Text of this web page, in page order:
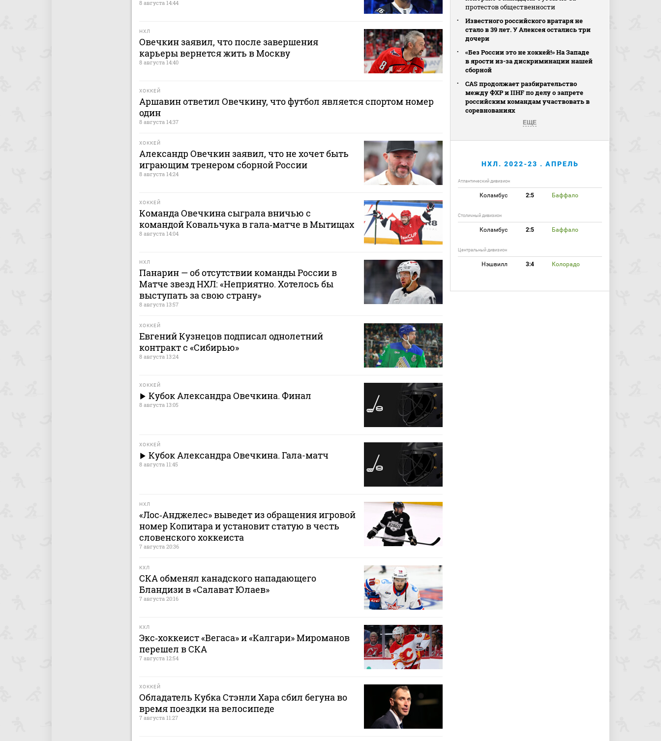
8 августа 14:44
НХЛ
Овечкин заявил, что после завершения
карьеры вернется жить в Москву
8 августа 14:40
ХОККЕЙ
Аршавин ответил Овечкину, что футбол является спортом номер
один
8 августа 14:37
ХОККЕЙ
Александр Овечкин заявил, что не хочет быть
играющим тренером сборной России
8 августа 14:24
ХОККЕЙ
Команда Овечкина сыграла вничью с
командой Ковальчука в гала‑матче в Мытищах
8 августа 14:04
НХЛ
Панарин — об отсутствии команды России в
Матче звезд НХЛ: «Неприятно. Хотелось бы
выступать за свою страну»
8 августа 13:57
ХОККЕЙ
Евгений Кузнецов подписал однолетний
контракт с «Сибирью»
8 августа 13:24
ХОККЕЙ
Кубок Александра Овечкина. Финал
8 августа 13:05
ХОККЕЙ
Кубок Александра Овечкина. Гала-матч
8 августа 11:45
НХЛ
«Лос‑Анджелес» выведет из обращения игровой
номер Копитара и установит статую в честь
словенского хоккеиста
7 августа 20:36
КХЛ
СКА обменял канадского нападающего
Бландизи в «Салават Юлаев»
7 августа 20:16
КХЛ
Экс‑хоккеист «Вегаса» и «Калгари» Мироманов
перешел в СКА
7 августа 12:54
ХОККЕЙ
Обладатель Кубка Стэнли Хара сбил бегуна во
время поездки на велосипеде
7 августа 11:27
протестов общественности
Известного российского вратаря не
стало в 39 лет. У Алексея остались три
дочери
«Без России это не хоккей!» На Западе
в ярости из-за дискриминации нашей
сборной
CAS продолжает разбирательство
между ФХР и IIHF по делу о запрете
российским командам участвовать в
соревнованиях
ЕЩЕ
НХЛ. 2022-23 . АПРЕЛЬ
Атлантический дивизион
Коламбус 2:5 Баффало
Столичный дивизион
Коламбус 2:5 Баффало
Центральный дивизион
Нэшвилл 3:4 Колорадо